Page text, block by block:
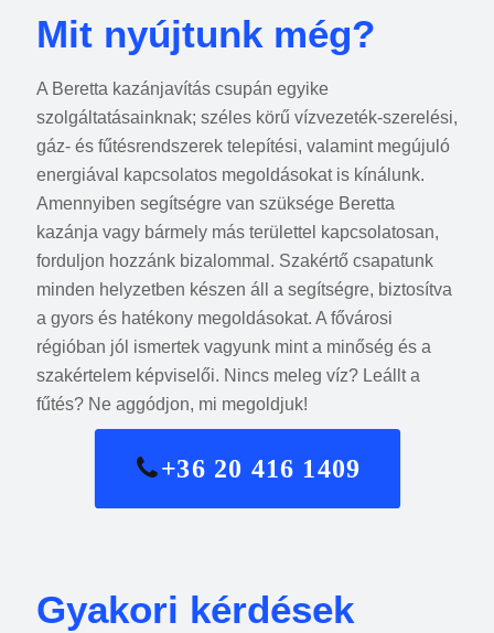
Mit nyújtunk még?
A Beretta kazánjavítás csupán egyike
szolgáltatásainknak; széles körű vízvezeték-szerelési,
gáz- és fűtésrendszerek telepítési, valamint megújuló
energiával kapcsolatos megoldásokat is kínálunk.
Amennyiben segítségre van szüksége Beretta
kazánja vagy bármely más területtel kapcsolatosan,
forduljon hozzánk bizalommal. Szakértő csapatunk
minden helyzetben készen áll a segítségre, biztosítva
a gyors és hatékony megoldásokat. A fővárosi
régióban jól ismertek vagyunk mint a minőség és a
szakértelem képviselői. Nincs meleg víz? Leállt a
fűtés? Ne aggódjon, mi megoldjuk!
+36 20 416 1409
Gyakori kérdések